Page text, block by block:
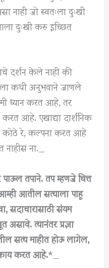
जो स्वतःला दुःखी
दुःखी करु इच्छित
दर्शन केले नाही की
कधी अनुभवाने जाणले
ध्यान करत आहे, तर
आहे. एखाद्या दार्शनिक
रे, कल्पना करत आहे
ना._
तपाने. तप म्हणजे चित्त
आतील सत्याला पाहू
सदाचारासाठी संयम
त्यानंतर प्रज्ञा
सत्य माहीत होऊ लागेल,
करत आहे.*_